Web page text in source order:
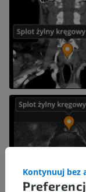
Kontynuuj bez